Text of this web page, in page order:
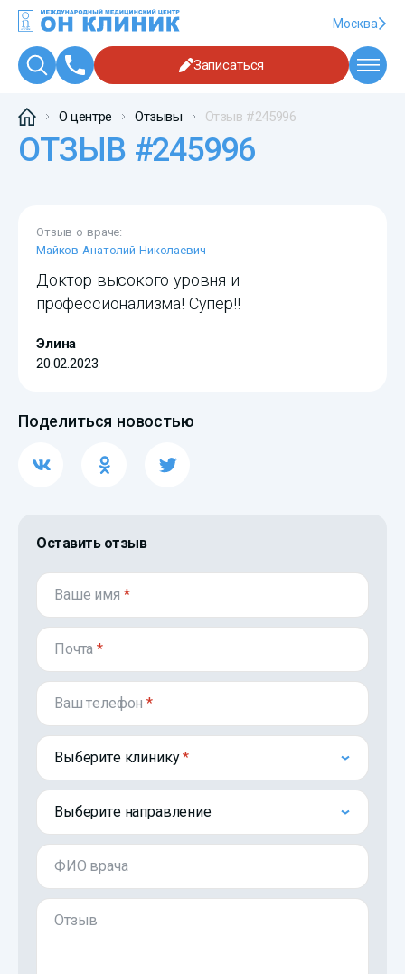
Москва
Записаться
О центре Отзывы Отзыв #245996
ОТЗЫВ #245996
Отзыв о враче:
Майков Анатолий Николаевич
Доктор высокого уровня и
профессионализма! Супер!!
Элина
20.02.2023
Поделиться новостью
Оставить отзыв
Ваше имя *
Почта*
Ваш телефон*
Выберите клинику
Выберите направление
ФИО врача
Отзыв